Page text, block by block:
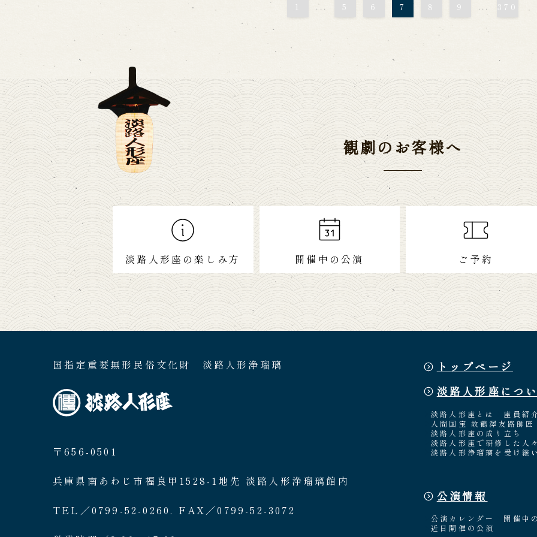
1 ... 5 6 7 8 9 ... 370
観劇のお客様へ
淡路人形座の楽しみ方 開催中の公演 ご予約
国指定重要無形民俗文化財 淡路人形浄瑠璃
〒656-0501
兵庫県南あわじ市福良甲1528-1地先 淡路人形浄瑠璃館内
TEL／0799-52-0260. FAX／0799-52-3072
トップページ
淡路人形座につ
淡路人形座とは
座員紹
人間国宝 故鶴澤友路師匠
淡路人形座の成り立ち
淡路人形座で研修した人
淡路人形浄瑠璃を受け継
公演情報
公演カレンダー
開催中
近日開催の公演